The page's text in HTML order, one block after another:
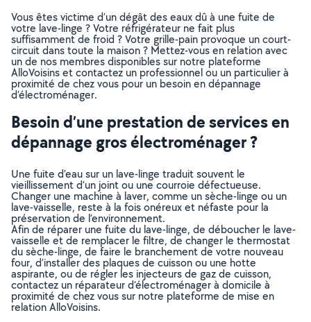
Vous êtes victime d’un dégât des eaux dû à une fuite de
votre lave-linge ? Votre réfrigérateur ne fait plus
suffisamment de froid ? Votre grille-pain provoque un court-
circuit dans toute la maison ? Mettez-vous en relation avec
un de nos membres disponibles sur notre plateforme
AlloVoisins et contactez un professionnel ou un particulier à
proximité de chez vous pour un besoin en dépannage
d’électroménager.
Besoin d’une prestation de services en
dépannage gros électroménager ?
Une fuite d’eau sur un lave-linge traduit souvent le
vieillissement d’un joint ou une courroie défectueuse.
Changer une machine à laver, comme un sèche-linge ou un
lave-vaisselle, reste à la fois onéreux et néfaste pour la
préservation de l’environnement.
Afin de réparer une fuite du lave-linge, de déboucher le lave-
vaisselle et de remplacer le filtre, de changer le thermostat
du sèche-linge, de faire le branchement de votre nouveau
four, d’installer des plaques de cuisson ou une hotte
aspirante, ou de régler les injecteurs de gaz de cuisson,
contactez un réparateur d’électroménager à domicile à
proximité de chez vous sur notre plateforme de mise en
relation AlloVoisins.